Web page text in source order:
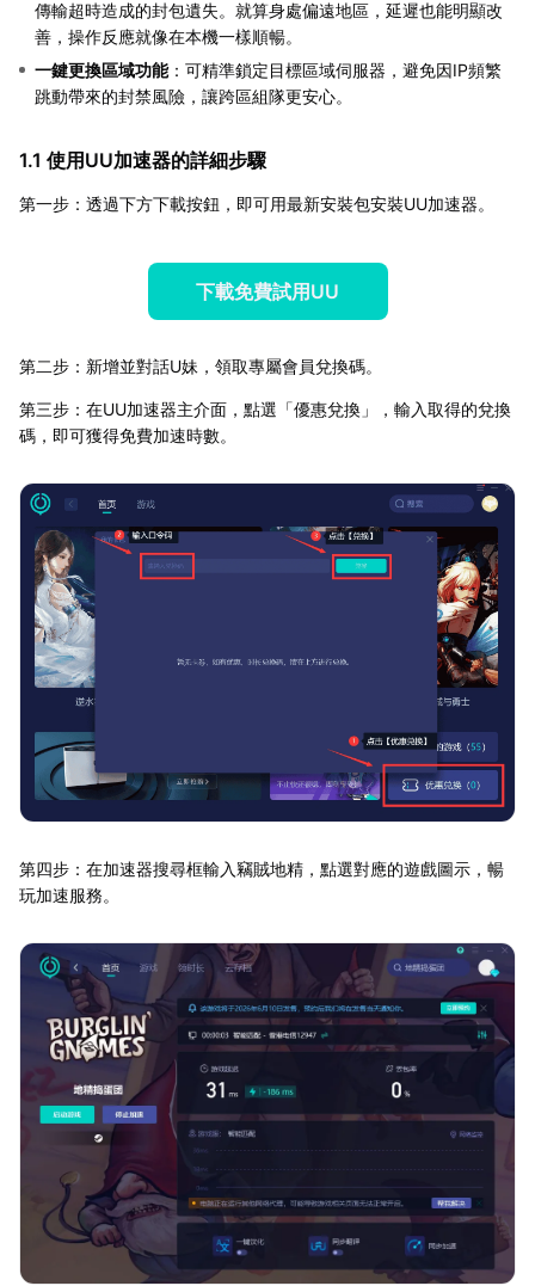
傳輸超時造成的封包遺失。就算身處偏遠地區，延遲也能明顯改
善，操作反應就像在本機一樣順暢。
一鍵更換區域功能：可精準鎖定目標區域伺服器，避免因IP頻繁
跳動帶來的封禁風險，讓跨區組隊更安心。
1.1 使用UU加速器的詳細步驟
第一步：透過下方下載按鈕，即可用最新安裝包安裝UU加速器。
下載免費試用UU
第二步：新增並對話U妹，領取專屬會員兌換碼。
第三步：在UU加速器主介面，點選「優惠兌換」，輸入取得的兌換
碼，即可獲得免費加速時數。
第四步：在加速器搜尋框輸入竊賊地精，點選對應的遊戲圖示，暢
玩加速服務。